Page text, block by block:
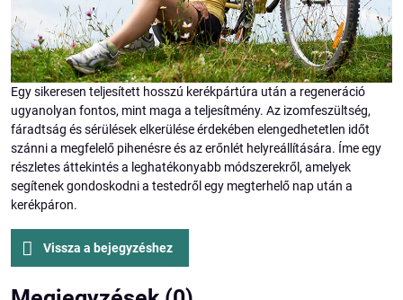
Egy sikeresen teljesített hosszú kerékpártúra után a regeneráció
ugyanolyan fontos, mint maga a teljesítmény. Az izomfeszültség,
fáradtság és sérülések elkerülése érdekében elengedhetetlen időt
szánni a megfelelő pihenésre és az erőnlét helyreállítására. Íme egy
részletes áttekintés a leghatékonyabb módszerekről, amelyek
segítenek gondoskodni a testedről egy megterhelő nap után a
kerékpáron.
Vissza a bejegyzéshez